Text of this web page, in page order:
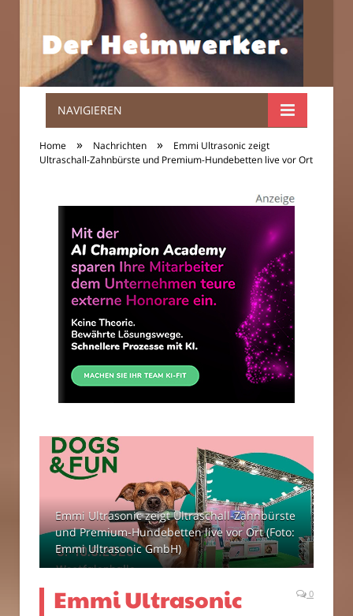
Der
Heimwerker.
NAVIGIEREN
Home » Nachrichten »
Emmi Ultrasonic zeigt
Ultraschall-Zahnbürste und Premium-Hundebetten live vor Ort
Emmi Ultrasonic zeigt Ultraschall-Zahnbürste
und Premium-Hundebetten live vor Ort (Foto:
Emmi Ultrasonic GmbH)
Emmi Ultrasonic
0